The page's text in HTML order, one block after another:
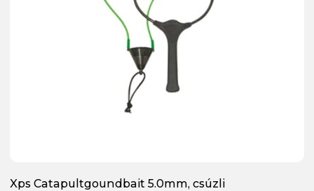
Xps Catapultgoundbait 5.0mm, csúzli